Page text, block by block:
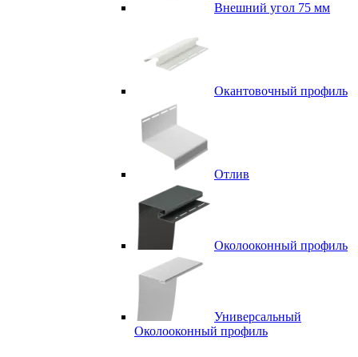
Внешний угол 75 мм
Окантовочный профиль
Отлив
Околооконный профиль
Универсальный
Околооконный профиль